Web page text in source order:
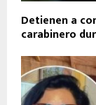
Detienen a
carabinero